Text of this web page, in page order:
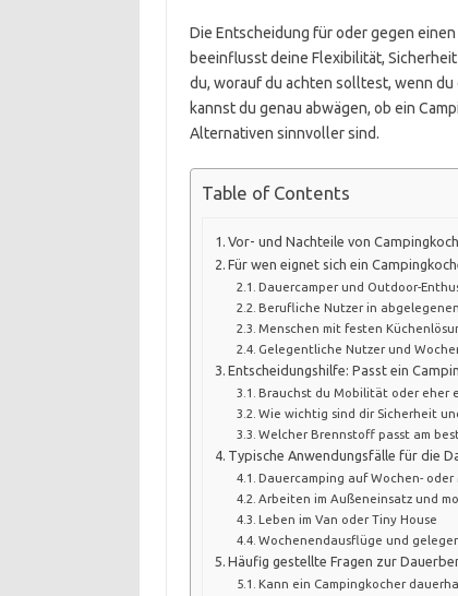
Die Entscheidung für oder gegen
beeinflusst deine Flexibilität,
du, worauf du achten solltest, wenn
kannst du genau abwägen, ob ein
Alternativen sinnvoller sind.
Table of Contents
Vor- und Nachteile von
Für wen eignet sich ein
Dauercamper und Outdoor-
Berufliche Nutzer in
Menschen mit festen
Gelegentliche Nutzer und
Entscheidungshilfe: Passt ein
Brauchst du Mobilität oder eher
Wie wichtig sind dir Sicherheit
Welcher Brennstoff passt am
Typische Anwendungsfälle für die
Dauercamping auf Wochen-
Arbeiten im Außeneinsatz und
Leben im Van oder Tiny House
Wochenendausflüge und
Häufig gestellte Fragen zur
Kann ein Campingkocher